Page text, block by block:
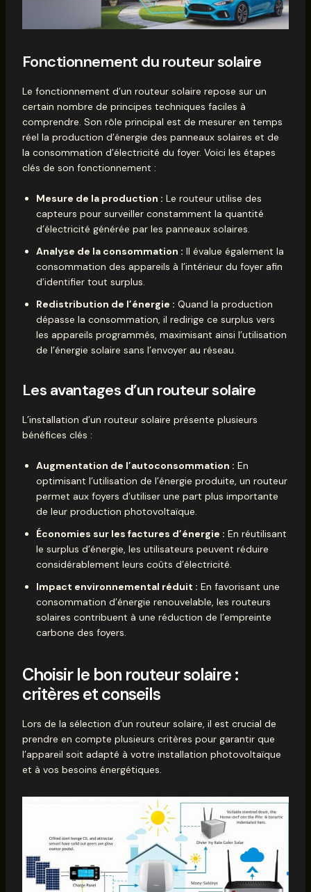
Fonctionnement du routeur solaire
Le fonctionnement d’un routeur solaire repose sur un
certain nombre de principes techniques faciles à
comprendre. Son rôle principal est de mesurer en temps
réel la production d’énergie des panneaux solaires et de
la consommation d’électricité du foyer. Voici les étapes
clés de son fonctionnement :
Mesure de la production : Le routeur utilise des
capteurs pour surveiller constamment la quantité
d’électricité générée par les panneaux solaires.
Analyse de la consommation : Il évalue également la
consommation des appareils à l’intérieur du foyer afin
d’identifier tout surplus.
Redistribution de l’énergie : Quand la production
dépasse la consommation, il redirige ce surplus vers
les appareils programmés, maximisant ainsi l’utilisation
de l’énergie solaire sans l’envoyer au réseau.
Les avantages d’un routeur solaire
L’installation d’un routeur solaire présente plusieurs
bénéfices clés :
Augmentation de l’autoconsommation : En
optimisant l’utilisation de l’énergie produite, un routeur
permet aux foyers d’utiliser une part plus importante
de leur production photovoltaïque.
Économies sur les factures d’énergie : En réutilisant
le surplus d’énergie, les utilisateurs peuvent réduire
considérablement leurs coûts d’électricité.
Impact environnemental réduit : En favorisant une
consommation d’énergie renouvelable, les routeurs
solaires contribuent à une réduction de l’empreinte
carbone des foyers.
Choisir le bon routeur solaire :
critères et conseils
Lors de la sélection d’un routeur solaire, il est crucial de
prendre en compte plusieurs critères pour garantir que
l’appareil soit adapté à votre installation photovoltaïque
et à vos besoins énergétiques.